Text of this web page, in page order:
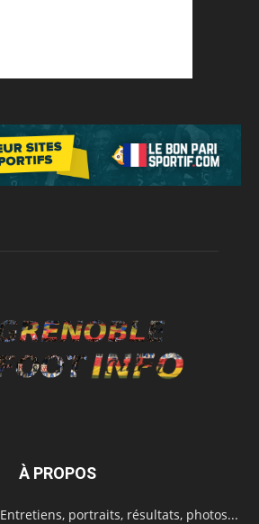
À PROPOS
portraits, résultats, photos...